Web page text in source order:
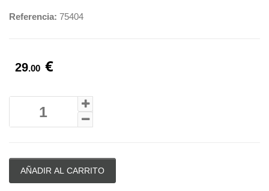
Referencia: 75404
29.00 €
AÑADIR AL CARRITO